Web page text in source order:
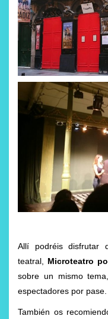
Allí podréis disfrutar
teatral, Microteatro
sobre un mismo
espectadores por pase.
También os